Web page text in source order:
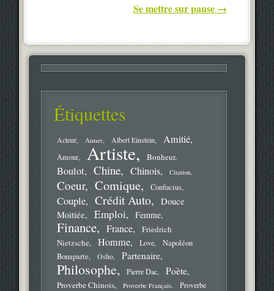
Se mettre sur pause →
Étiquettes
Acteur Aimer Albert Einstein Amitié
Amour Artiste Bonheur
Boulot Chine Chinois Citation
Coeur Comique Confucius
Couple Crédit Auto
Douce
Moitiée
Emploi Femme
Finance France
Friedrich
Nietzsche
Homme Love
Napoléon
Bonaparte
Osho Partenaire
Philosophe Pierre Dac Poète
Proverbe Chinois Proverbe Français
Proverbe